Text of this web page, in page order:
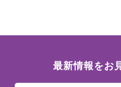
最新情報をお